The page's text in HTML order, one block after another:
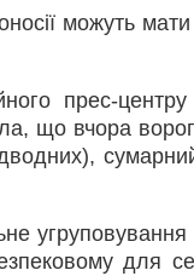
можуть
прес-
що вчора ворог
для